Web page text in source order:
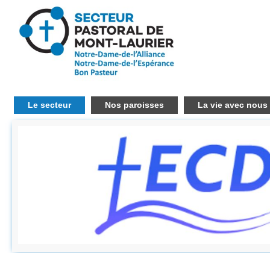
Le secteur Nos paroisses La vie avec nous